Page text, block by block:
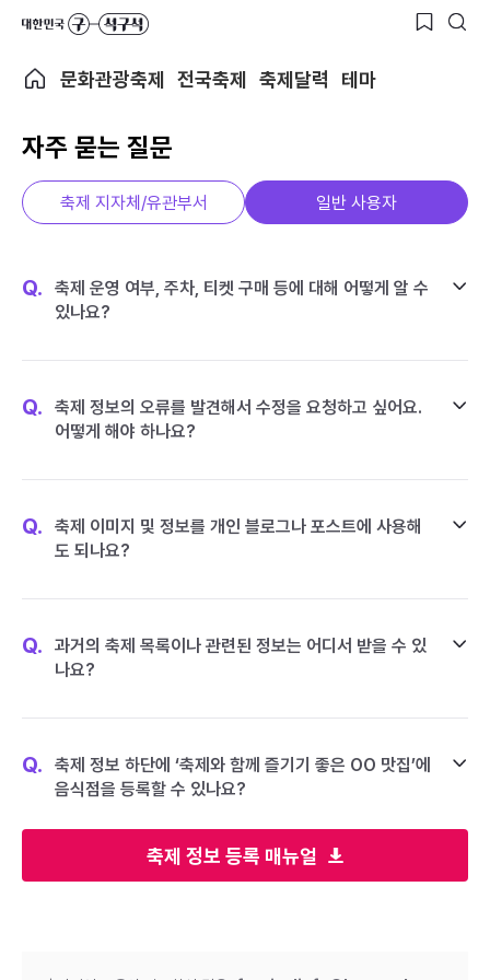
문화관광축제 전국축제 축제달력 테마
자주 묻는 질문
축제 정보 등록 매뉴얼
축제 지자체/유관부서 일반 사용자
Q.
축제 운영 여부, 주차, 티켓 구매 등에 대해 어떻게 알 수
있나요?
Q.
축제 정보의 오류를 발견해서 수정을 요청하고 싶어요.
어떻게 해야 하나요?
Q.
축제 이미지 및 정보를 개인 블로그나 포스트에 사용해
도 되나요?
Q.
과거의 축제 목록이나 관련된 정보는 어디서 받을 수 있
나요?
Q.
축제 정보 하단에 ‘축제와 함께 즐기기 좋은 OO 맛집’에
음식점을 등록할 수 있나요?